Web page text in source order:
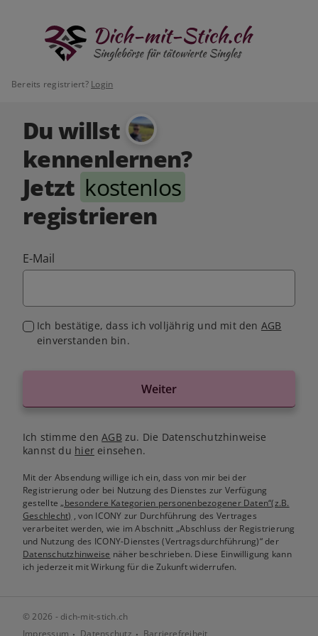
Bereits registriert? Login
Du willst
kennenlernen?
Jetzt kostenlos
registrieren
E-Mail
Ich bestätige, dass ich volljährig und mit den AGB
einverstanden bin.
Weiter
Ich stimme denAGB zu. Die Datenschutzhinweise
kannst du hiereinsehen.
Mit der Absendung willige ich ein, dass von mir bei der
Registrierung oder bei Nutzung des Dienstes zur Verfügung
gestellte„besondere Kategorien personenbezogener Daten“(z.B.
Geschlecht) , von ICONY zur Durchführung des Vertrages
verarbeitet werden, wie im Abschnitt „Abschluss der Registrierung
und Nutzung des ICONY-Dienstes (Vertragsdurchführung)“ der
Datenschutzhinweise näher beschrieben. Diese Einwilligung kann
ich jederzeit mit Wirkung für die Zukunft widerrufen.
© 2026 - dich-mit-stich.ch
Impressum
Datenschutz Barrierefreiheit